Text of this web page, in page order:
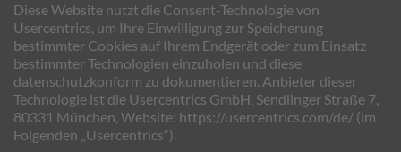
Diese Website nutzt die Consent-Technologie von
Usercentrics, um Ihre Einwilligung zur Speicherung
bestimmter Cookies auf Ihrem Endgerät oder zum Einsatz
bestimmter Technologien einzuholen und diese
datenschutzkonform zu dokumentieren. Anbieter dieser
Technologie ist die Usercentrics GmbH, Sendlinger Straße 7,
80331 München, Website: https://usercentrics.com/de/ (im
Folgenden „Usercentrics“).